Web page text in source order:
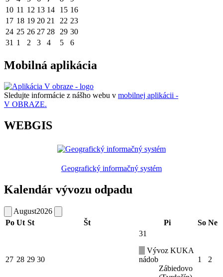
10 11 12 13 14 15 16
17 18 19 20 21 22 23
24 25 26 27 28 29 30
31 1 2 3 4 5 6
Mobilná aplikácia
Sledujte informácie z nášho webu v mobilnej aplikácii -
V OBRAZE.
WEBGIS
Geografický informačný systém
Kalendár vývozu odpadu
August2026
Po Ut St Št Pi So Ne
27 28 29 30
31
Vývoz KUKA
nádob
Zábiedovo
1 2